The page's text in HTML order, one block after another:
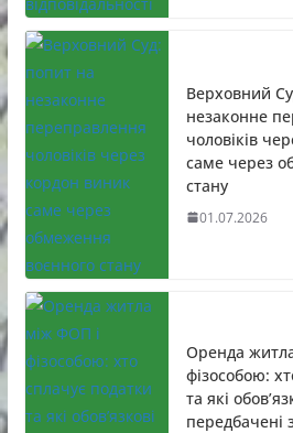
Верховний
незаконне
чоловіків
саме через
стану
01.07.2026
Оренда
фізособою:
та які
передбачені